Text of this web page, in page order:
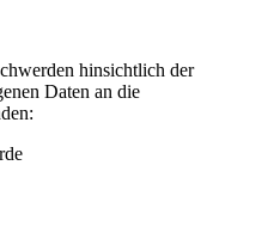
hinsichtlich der
Daten an die